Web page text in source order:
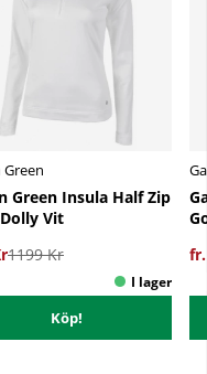
Green
Green Insula Half Zip
Vit
1199 Kr
Köp!